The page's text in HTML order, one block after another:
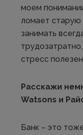
моем
ломает старую
занимать
стресс
Расскажи
Watsons и
Банк – это